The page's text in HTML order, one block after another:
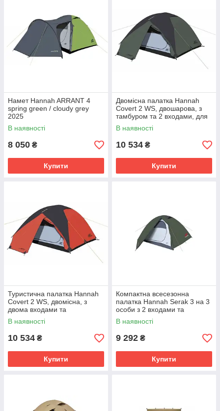
Намет Hannah ARRANT 4
spring green / cloudy grey
2025
В наявності
8 050 ₴
Купити
Двомісна палатка Hannah
Covert 2 WS, двошарова, з
тамбуром та 2 входами, для
походів
В наявності
10 534 ₴
Купити
Туристична палатка Hannah
Covert 2 WS, двомісна, з
двома входами та
дюралюмінієвим каркасом,
для походів, помаранчева.
В наявності
10 534 ₴
Купити
Компактна всесезонна
палатка Hannah Serak 3 на 3
особи з 2 входами та
тамбуром, 3.2 кг
В наявності
9 292 ₴
Купити